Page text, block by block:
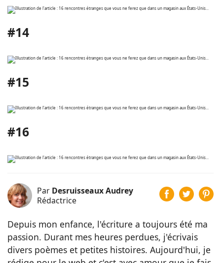
#14
#15
#16
Par Desruisseaux Audrey
Rédactrice
Depuis mon enfance, l'écriture a toujours été ma
passion. Durant mes heures perdues, j'écrivais
divers poèmes et petites histoires. Aujourd'hui, je